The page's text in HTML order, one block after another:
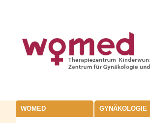
WOMED GYNÄKOLOGIE